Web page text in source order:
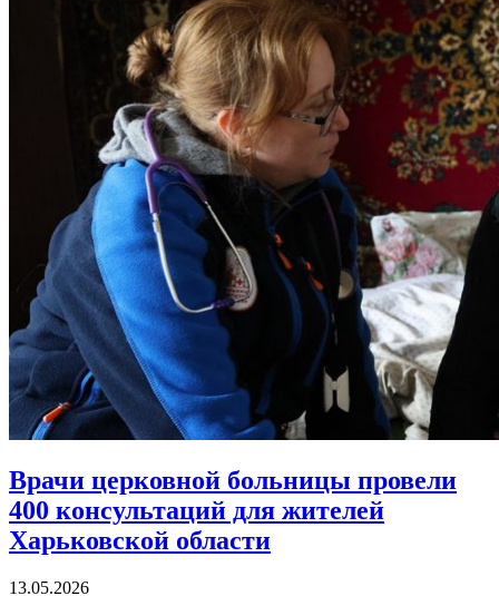
Врачи церковной больницы провели
400 консультаций для жителей
Харьковской области
13.05.2026